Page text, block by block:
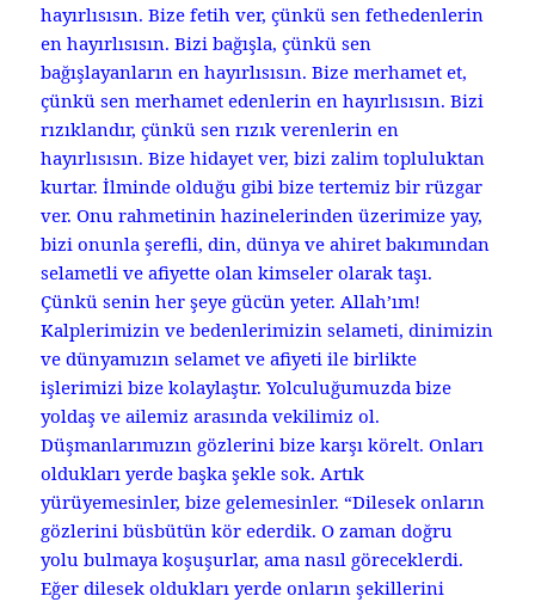
hayırlısısın. Bize fetih ver, çünkü sen fethedenlerin
en hayırlısısın. Bizi bağışla, çünkü sen
bağışlayanların en hayırlısısın. Bize merhamet et,
çünkü sen merhamet edenlerin en hayırlısısın. Bizi
rızıklandır, çünkü sen rızık verenlerin en
hayırlısısın. Bize hidayet ver, bizi zalim topluluktan
kurtar. İlminde olduğu gibi bize tertemiz bir rüzgar
ver. Onu rahmetinin hazinelerinden üzerimize yay,
bizi onunla şerefli, din, dünya ve ahiret bakımından
selametli ve afiyette olan kimseler olarak taşı.
Çünkü senin her şeye gücün yeter. Allah’ım!
Kalplerimizin ve bedenlerimizin selameti, dinimizin
ve dünyamızın selamet ve afiyeti ile birlikte
işlerimizi bize kolaylaştır. Yolculuğumuzda bize
yoldaş ve ailemiz arasında vekilimiz ol.
Düşmanlarımızın gözlerini bize karşı körelt. Onları
oldukları yerde başka şekle sok. Artık
yürüyemesinler, bize gelemesinler. “Dilesek onların
gözlerini büsbütün kör ederdik. O zaman doğru
yolu bulmaya koşuşurlar, ama nasıl göreceklerdi.
Eğer dilesek oldukları yerde onların şekillerini